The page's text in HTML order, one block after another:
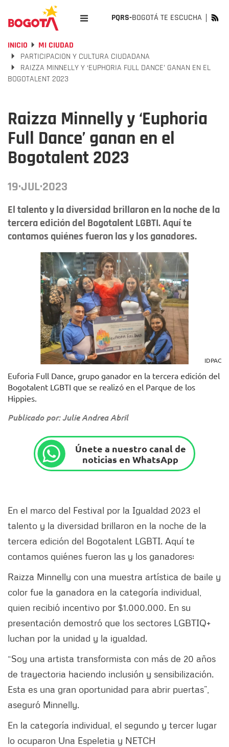
PQRS-BOGOTÁ TE ESCUCHA
INICIO
MI CIUDAD
PARTICIPACION Y CULTURA CIUDADANA
RAIZZA MINNELLY Y ‘EUPHORIA FULL DANCE’ GANAN EN EL
BOGOTALENT 2023
Raizza Minnelly y ‘Euphoria
Full Dance’ ganan en el
Bogotalent 2023
19·JUL·2023
El talento y la diversidad brillaron en la noche de la
tercera edición del Bogotalent LGBTI. Aquí te
contamos quiénes fueron las y los ganadores.
IDPAC
Euforia Full Dance, grupo ganador en la tercera edición del
Bogotalent LGBTI que se realizó en el Parque de los
Hippies.
Publicado por: Julie Andrea Abril
Únete a nuestro canal de
noticias en WhatsApp
En el marco del Festival por la Igualdad 2023 el
talento y la diversidad brillaron en la noche de la
tercera edición del Bogotalent LGBTI. Aquí te
contamos quiénes fueron las y los ganadores:
Raizza Minnelly con una muestra artística de baile y
color fue la ganadora en la categoría individual,
quien recibió incentivo por $1.000.000. En su
presentación demostró que los sectores LGBTIQ+
luchan por la unidad y la igualdad.
“Soy una artista transformista con más de 20 años
de trayectoria haciendo inclusión y sensibilización.
Esta es una gran oportunidad para abrir puertas”,
aseguró Minnelly.
En la categoría individual, el segundo y tercer lugar
lo ocuparon Una Espeletia y NETCH